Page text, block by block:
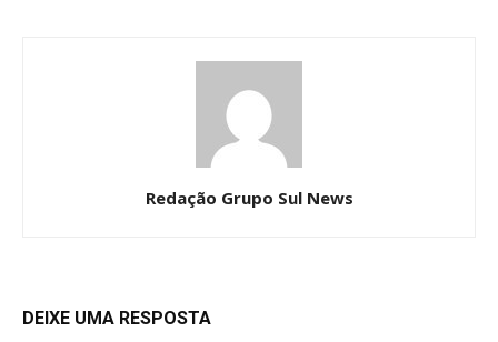
Redação Grupo Sul News
DEIXE UMA RESPOSTA